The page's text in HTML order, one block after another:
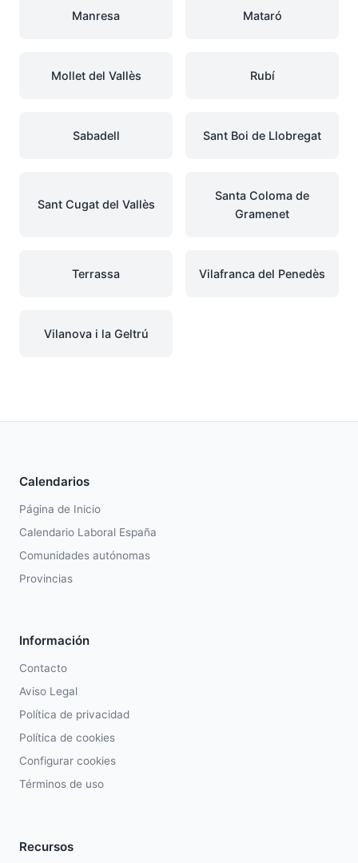
Manresa Mataró
Mollet del Vallès Rubí
Sabadell Sant Boi de Llobregat
Sant Cugat del Vallès
Santa Coloma de
Gramenet
Terrassa Vilafranca del Penedès
Vilanova i la Geltrú
Calendarios
Página de Inicio
Calendario Laboral España
Comunidades autónomas
Provincias
Información
Contacto
Aviso Legal
Política de privacidad
Política de cookies
Configurar cookies
Términos de uso
Recursos